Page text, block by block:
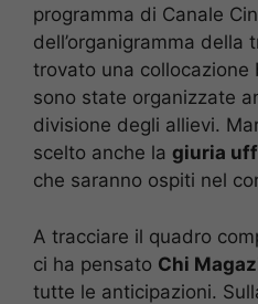
programma di Canale
dell’organigramma della
trovato una
sono state organizzate
divisione degli allievi.
scelto anche la giuria
che saranno ospiti nel
A tracciare il quadro
ci ha pensato Chi
tutte le anticipazioni.